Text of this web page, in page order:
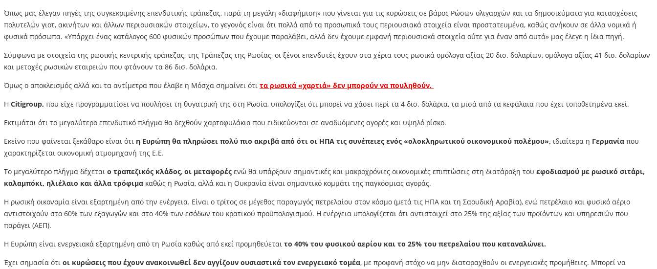
Όπως μας έλεγαν πηγές της συγκεκριμένης επενδυτικής τράπεζας, παρά τη μεγάλη «διαφήμιση» που γίνεται για τις κυρώσεις σε βάρος Ρώσων ολιγαρχών και τα δημοσιεύματα για κατασχέσεις
πολυτελών γιοτ, ακινήτων και άλλων περιουσιακών στοιχείων, το γεγονός είναι ότι πολλά από τα προσωπικά τους περιουσιακά στοιχεία είναι προστατευμένα, καθώς ανήκουν σε άλλα νομικά ή
φυσικά πρόσωπα. «Υπάρχει ένας κατάλογος 600 φυσικών προσώπων που έχουμε παραλάβει, αλλά δεν έχουμε εμφανή περιουσιακά στοιχεία ούτε για έναν από αυτά» μας έλεγε η ίδια πηγή.
Σύμφωνα με στοιχεία της ρωσικής κεντρικής τράπεζας, της Τράπεζας της Ρωσίας, οι ξένοι επενδυτές έχουν στα χέρια τους ρωσικά ομόλογα αξίας 20 δισ. δολαρίων, ομόλογα αξίας 41 δισ. δολαρίων
και μετοχές ρωσικών εταιρειών που φτάνουν τα 86 δισ. δολάρια.
Όμως ο αποκλεισμός αλλά και τα αντίμετρα που έλαβε η Μόσχα σημαίνει ότι τα ρωσικά «χαρτιά» δεν μπορούν να πουληθούν.
H Citigroup, που είχε προγραμματίσει να πουλήσει τη θυγατρική της στη Ρωσία, υπολογίζει ότι μπορεί να χάσει περί τα 4 δισ. δολάρια, τα μισά από τα κεφάλαια που έχει τοποθετημένα εκεί.
Εκτιμάται ότι το μεγαλύτερο επενδυτικό πλήγμα θα δεχθούν χαρτοφυλάκια που ειδικεύονται σε αναδυόμενες αγορές και υψηλό ρίσκο.
Εκείνο που φαίνεται ξεκάθαρο είναι ότι η Ευρώπη θα πληρώσει πολύ πιο ακριβά από ότι οι ΗΠΑ τις συνέπειες ενός «ολοκληρωτικού οικονομικού πολέμου», ιδιαίτερα η Γερμανία που
χαρακτηρίζεται οικονομική ατμομηχανή της Ε.Ε.
Το μεγαλύτερο πλήγμα δέχεται ο τραπεζικός κλάδος, οι μεταφορές ενώ θα υπάρξουν σημαντικές και μακροχρόνιες οικονομικές επιπτώσεις στη διατάραξη του εφοδιασμού με ρωσικό σιτάρι,
καλαμπόκι, ηλιέλαιο και άλλα τρόφιμα καθώς η Ρωσία, αλλά και η Ουκρανία είναι σημαντικό κομμάτι της παγκόσμιας αγοράς.
H ρωσική οικονομία είναι εξαρτημένη από την ενέργεια. Είναι ο τρίτος σε μέγεθος παραγωγός πετρελαίου στον κόσμο (μετά τις ΗΠΑ και τη Σαουδική Αραβία), ενώ πετρέλαιο και φυσικό αέριο
αντιστοιχούν στο 60% των εξαγωγών και στο 40% των εσόδων του κρατικού προϋπολογισμού. Η ενέργεια υπολογίζεται ότι αντιστοιχεί στο 25% της αξίας των προϊόντων και υπηρεσιών που
παράγει (ΑΕΠ).
Η Ευρώπη είναι ενεργειακά εξαρτημένη από τη Ρωσία καθώς από εκεί προμηθεύεται το 40% του φυσικού αερίου και το 25% του πετρελαίου που καταναλώνει.
Έχει σημασία ότι οι κυρώσεις που έχουν ανακοινωθεί δεν αγγίζουν ουσιαστικά τον ενεργειακό τομέα, με προφανή στόχο να μην διαταραχθούν οι ενεργειακές προμήθειες. Μπορεί να